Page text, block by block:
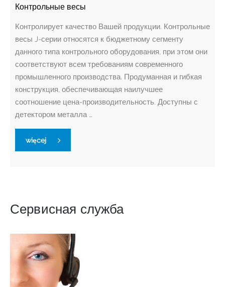
Контрольные весы
Контролирует качество Вашей продукции. Контрольные
весы J-серии относятся к бюджетному сегменту
данного типа контрольного оборудования, при этом они
соответствуют всем требованиям современного
промышленного производства. Продуманная и гибкая
конструкция, обеспечивающая наилучшее
соотношение цена-производительность. Доступны с
детектором металла …
więcej
Сервисная служба